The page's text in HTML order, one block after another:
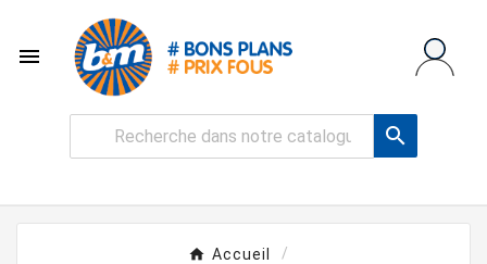


Accueil